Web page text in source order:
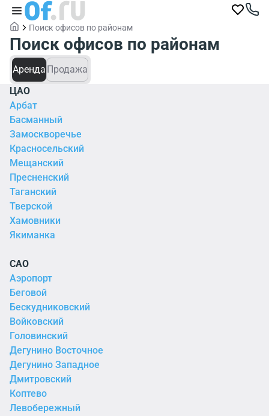
Поиск офисов по районам
Поиск офисов по районам
Аренда Продажа
ЦАО
Арбат
Басманный
Замоскворечье
Красносельский
Мещанский
Пресненский
Таганский
Тверской
Хамовники
Якиманка
САО
Аэропорт
Беговой
Бескудниковский
Войковский
Головинский
Дегунино Восточное
Дегунино Западное
Дмитровский
Коптево
Левобережный